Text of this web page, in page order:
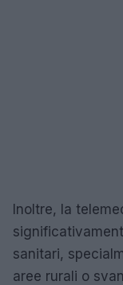
Inoltre, la
sanitari,
aree rurali o